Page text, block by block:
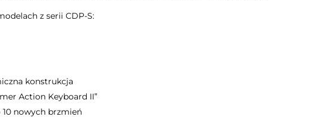
z serii CDP-S:
konstrukcja
Action Keyboard II”
10 nowych brzmień